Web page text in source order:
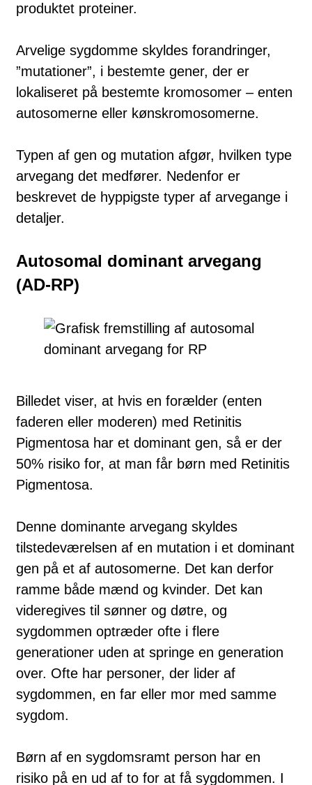
produktet proteiner.
Arvelige sygdomme skyldes forandringer,
”mutationer”, i bestemte gener, der er
lokaliseret på bestemte kromosomer – enten
autosomerne eller køns­kro­mo­somerne.
Typen af gen og mutation afgør, hvilken type
arvegang det med­fører. Nedenfor er
beskrevet de hyppigste typer af arvegange i
detaljer.
Autosomal dominant arvegang
(AD-RP)
Billedet viser, at hvis en forælder (enten
faderen eller moderen) med Retinitis
Pigmentosa har et dominant gen, så er der
50% risiko for, at man får børn med Retinitis
Pigmentosa.
Denne dominante arvegang skyldes
tilstedeværelsen af en mutation i et do­mi­nant
gen på et af autosomerne. Det kan derfor
ramme både mænd og kvin­der. Det kan
videregives til sønner og døtre, og
sygdommen optræder ofte i flere
generationer uden at springe en generation
over. Ofte har personer, der lider af
sygdommen, en far eller mor med samme
sygdom.
Børn af en syg­doms­ramt person har en
risiko på en ud af to for at få sygdommen. I